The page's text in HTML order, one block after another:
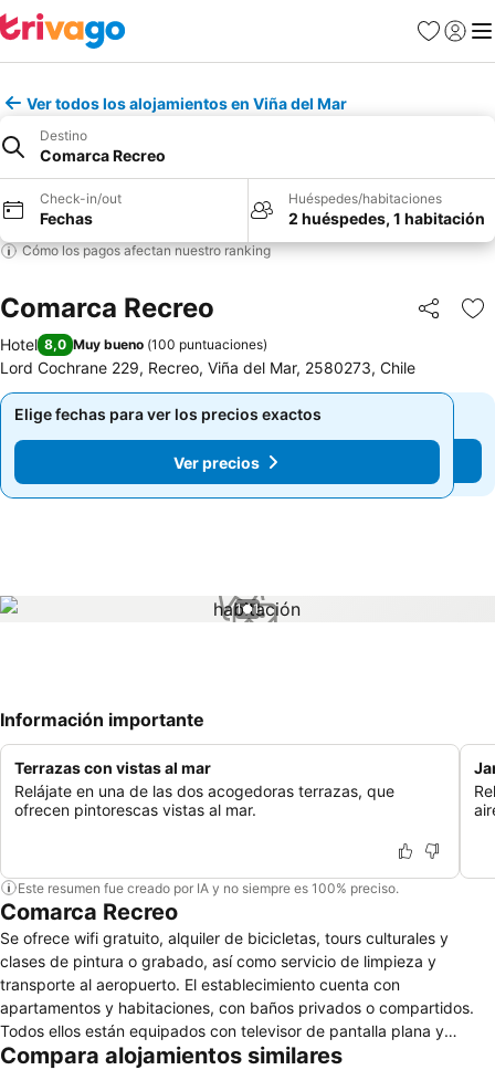
Favoritos
Iniciar
Ver todos los alojamientos en Viña del Mar
Destino
Comarca Recreo
Check-in/out
Fechas
Huéspedes/habitaciones
2 huéspedes, 1 habitación
Cómo los pagos afectan nuestro ranking
Comarca Recreo Compartir
Hotel 8,0 Muy bueno (100 puntuaciones)
Lord Cochrane 229, Recreo, Viña del Mar, 2580273, Chile
Elige fechas para ver los precios exactos
Ver precios
Elige fechas para ver los precios exactos
Ver precios
1 / 1
Información importante
Terrazas con vistas al mar
Relájate en una de las dos acogedoras terrazas, que
ofrecen pintorescas vistas al mar.
Este resumen fue creado por IA y no siempre es 100% preciso.
Comarca Recreo
Se ofrece wifi gratuito, alquiler de bicicletas, tours culturales y
clases de pintura o grabado, así como servicio de limpieza y
transporte al aeropuerto. El establecimiento cuenta con
apartamentos y habitaciones, con baños privados o compartidos.
Todos ellos están equipados con televisor de pantalla plana y
calefacción. Ubicado en una tranquila zona residencial de Viña del
Compara alojamientos similares